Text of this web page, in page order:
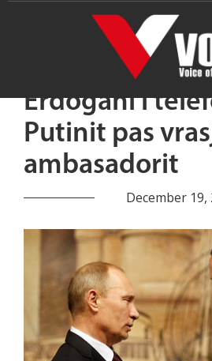
Erdogani i
Putinit pas
ambasadorit
December 19,